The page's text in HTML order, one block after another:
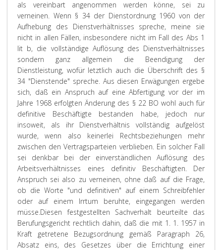
als vereinbart angenommen werden könne, sei zu
verneinen. Wenn § 34 der Dienstordnung 1960 von der
Aufhebung des Dienstverhältnisses spreche, meine sie
nicht in allen Fällen, insbesondere nicht im Fall des Abs 1
lit b, die vollständige Auflösung des Dienstverhältnisses
sondern ganz allgemein die Beendigung der
Dienstleistung, wofür letztlich auch die Überschrift des §
34 "Dienstende" spreche. Aus diesen Erwägungen ergebe
sich, daß ein Anspruch auf eine Abfertigung vor der im
Jahre 1968 erfolgten Änderung des § 22 BO wohl auch für
definitive Beschäftigte bestanden habe, jedoch nur
insoweit, als ihr Dienstverhältnis vollständig aufgelöst
wurde, wenn also keinerlei Rechtsbeziehungen mehr
zwischen den Vertragsparteien verblieben. Ein solcher Fall
sei denkbar bei der einverständlichen Auflösung des
Arbeitsverhältnisses eines definitiv Beschäftigten. Der
Anspruch sei also zu verneinen, ohne daß auf die Frage,
ob die Worte "und definitiven" auf einem Schreibfehler
oder auf einem Irrtum beruhte, eingegangen werden
müsse.Diesen festgestellten Sachverhalt beurteilte das
Berufungsgericht rechtlich dahin, daß die mit 1. 1. 1957 in
Kraft getretene Bezugsordnung gemäß Paragraph 26,
Absatz eins, des Gesetzes über die Errichtung einer